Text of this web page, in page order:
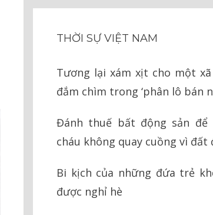
THỜI SỰ VIỆT NAM
Tương lại xám xịt cho một
đắm chìm trong ‘phân lô bán
Đánh thuế bất động sản để
cháu không quay cuồng vì đất
Bi kịch của những đứa trẻ
được nghỉ hè